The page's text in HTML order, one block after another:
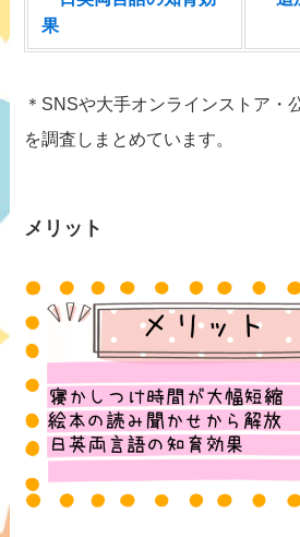
果
＊SNSや大手オンラインストア・
を調査しまとめています。
メリット